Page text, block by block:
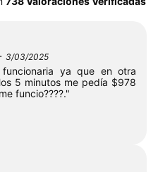
3/03/2025
ya que en otra
5 minutos me pedía $978
funcio????."